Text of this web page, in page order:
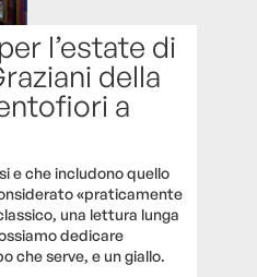
l’estate di
della
a
e che includono quello
«praticamente
una lettura lunga
dedicare
che serve, e un giallo.